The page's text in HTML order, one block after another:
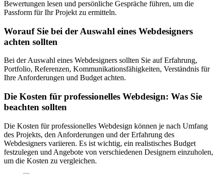
Bewertungen lesen und persönliche Gespräche führen, um die
Passform für Ihr Projekt zu ermitteln.
Worauf Sie bei der Auswahl eines Webdesigners
achten sollten
Bei der Auswahl eines Webdesigners sollten Sie auf Erfahrung,
Portfolio, Referenzen, Kommunikationsfähigkeiten, Verständnis für
Ihre Anforderungen und Budget achten.
Die Kosten für professionelles Webdesign: Was Sie
beachten sollten
Die Kosten für professionelles Webdesign können je nach Umfang
des Projekts, den Anforderungen und der Erfahrung des
Webdesigners variieren. Es ist wichtig, ein realistisches Budget
festzulegen und Angebote von verschiedenen Designern einzuholen,
um die Kosten zu vergleichen.